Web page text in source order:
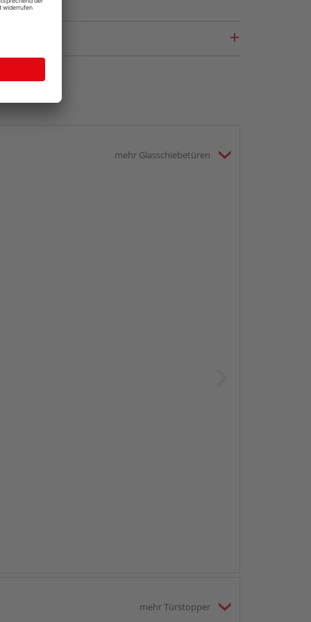
mehr Glasschiebetüren
mehr Türstopper